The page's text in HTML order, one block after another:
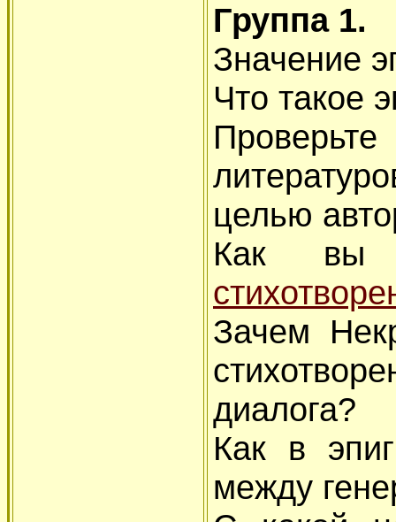
Группа 1.
Значение
Что такое
целью
Как вы
Зачем
диалога?
Как в
между